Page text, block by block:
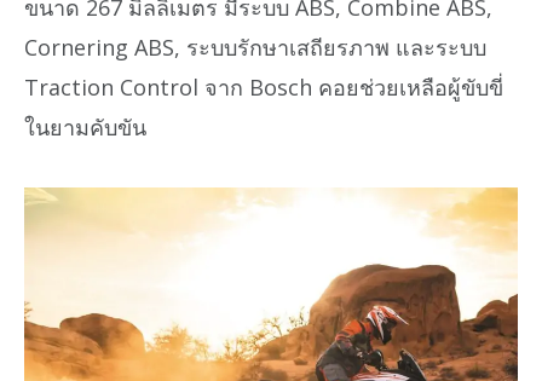
ขนาด 267 มิลลิเมตร มีระบบ ABS, Combine ABS,
Cornering ABS, ระบบรักษาเสถียรภาพ และระบบ
Traction Control จาก Bosch คอยช่วยเหลือผู้ขับขี่
ในยามคับขัน